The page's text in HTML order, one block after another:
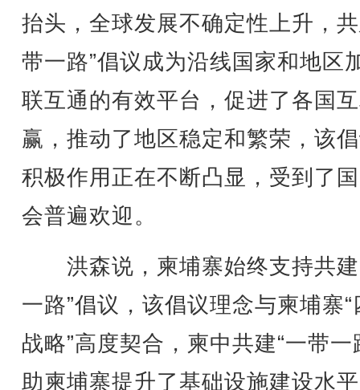
抬头，全球发展不确定性上升，
带一路”倡议成为沿线国家和地区
联互通的有效平台，促进了各国
赢，推动了地区稳定和繁荣，该
积极作用正在不断凸显，受到了
会普遍欢迎。
洪森说，柬埔寨始终支持共建
一路”倡议，该倡议理念与柬埔寨“
战略”高度契合，柬中共建“一带一
助柬埔寨提升了基础设施建设水